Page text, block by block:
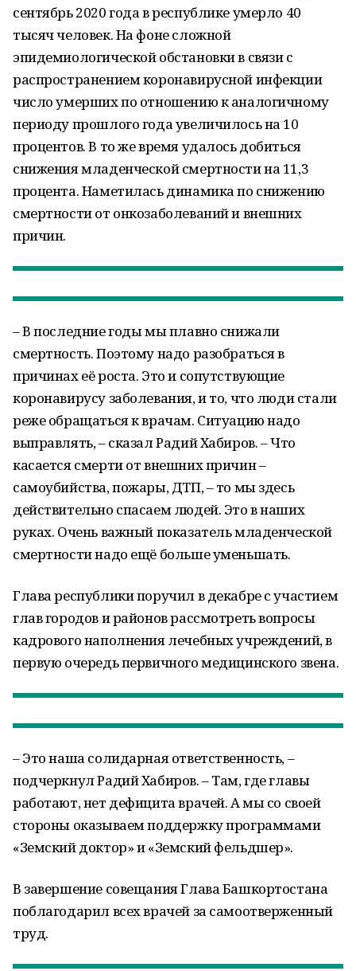
сентябрь 2020 года в республике умерло 40
тысяч человек. На фоне сложной
эпидемиологической обстановки в связи с
распространением коронавирусной инфекции
число умерших по отношению к аналогичному
периоду прошлого года увеличилось на 10
процентов. В то же время удалось добиться
снижения младенческой смертности на 11,3
процента. Наметилась динамика по снижению
смертности от онкозаболеваний и внешних
причин.
– В последние годы мы плавно снижали
смертность. Поэтому надо разобраться в
причинах её роста. Это и сопутствующие
коронавирусу заболевания, и то, что люди стали
реже обращаться к врачам. Ситуацию надо
выправлять, – сказал Радий Хабиров. – Что
касается смерти от внешних причин –
самоубийства, пожары, ДТП, – то мы здесь
действительно спасаем людей. Это в наших
руках. Очень важный показатель младенческой
смертности надо ещё больше уменьшать.
Глава республики поручил в декабре с участием
глав городов и районов рассмотреть вопросы
кадрового наполнения лечебных учреждений, в
первую очередь первичного медицинского звена.
– Это наша солидарная ответственность, –
подчеркнул Радий Хабиров. – Там, где главы
работают, нет дефицита врачей. А мы со своей
стороны оказываем поддержку программами
«Земский доктор» и «Земский фельдшер».
В завершение совещания Глава Башкортостана
поблагодарил всех врачей за самоотверженный
труд.